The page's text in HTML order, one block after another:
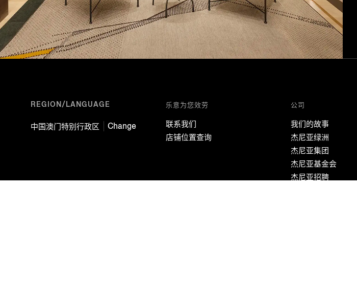
REGION/LANGUAGE
中国澳门特别行政区 Change
乐意为您效劳
联系我们
店铺位置查询
公司
我们的故事
杰尼亚绿洲
杰尼亚集团
杰尼亚基金会
杰尼亚招聘